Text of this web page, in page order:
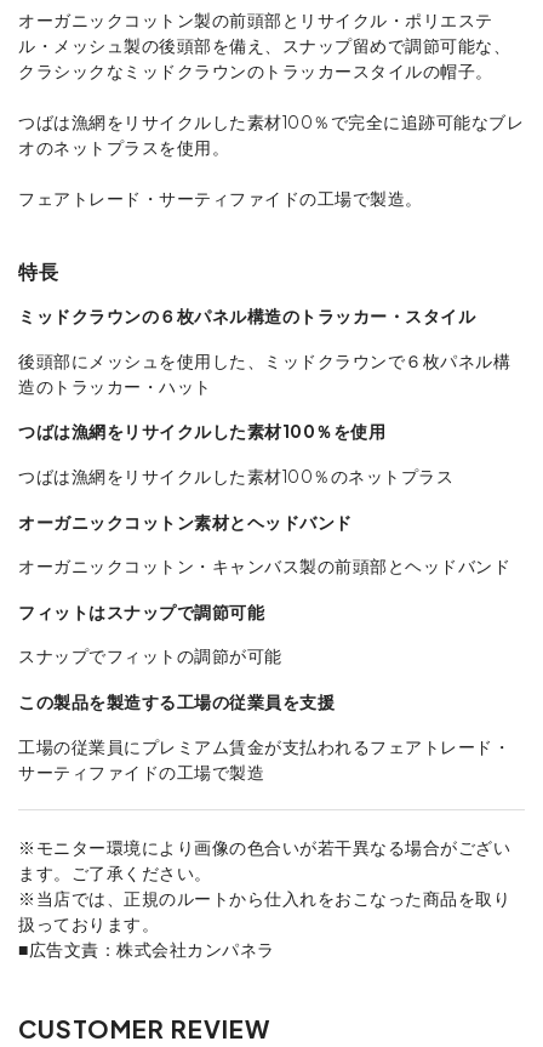
オーガニックコットン製の前頭部とリサイクル・ポリエステ
ル・メッシュ製の後頭部を備え、スナップ留めで調節可能な、
クラシックなミッドクラウンのトラッカースタイルの帽子。
つばは漁網をリサイクルした素材100％で完全に追跡可能なブレ
オのネットプラスを使用。
フェアトレード・サーティファイドの工場で製造。
特長
ミッドクラウンの６枚パネル構造のトラッカー・スタイル
後頭部にメッシュを使用した、ミッドクラウンで６枚パネル構
造のトラッカー・ハット
つばは漁網をリサイクルした素材100％を使用
つばは漁網をリサイクルした素材100％のネットプラス
オーガニックコットン素材とヘッドバンド
オーガニックコットン・キャンバス製の前頭部とヘッドバンド
フィットはスナップで調節可能
スナップでフィットの調節が可能
この製品を製造する工場の従業員を支援
工場の従業員にプレミアム賃金が支払われるフェアトレード・
サーティファイドの工場で製造
※モニター環境により画像の色合いが若干異なる場合がござい
ます。ご了承ください。
※当店では、正規のルートから仕入れをおこなった商品を取り
扱っております。
■広告文責：株式会社カンパネラ